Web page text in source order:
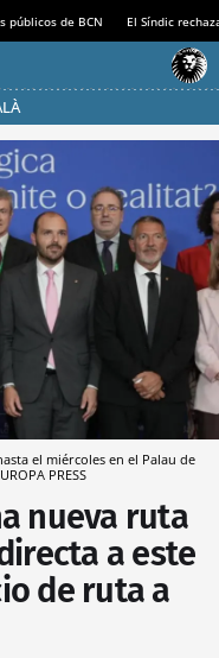
públicos de BCN El Síndic
el miércoles en el Palau de
PRESS
nueva ruta
a este
de ruta a